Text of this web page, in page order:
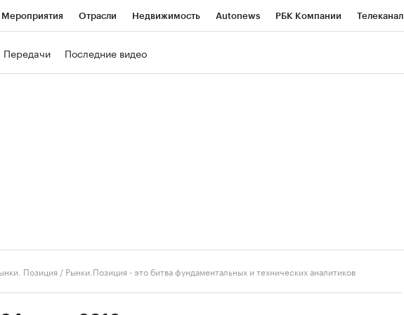
Мероприятия Отрасли Недвижимость Autonews РБК Компании Телеканал
Передачи Последние видео
Позиция / Рынки.Позиция - это битва фундаментальных и технических аналитиков